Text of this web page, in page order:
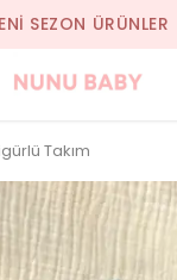
SEZON ÜRÜNLER
Takım